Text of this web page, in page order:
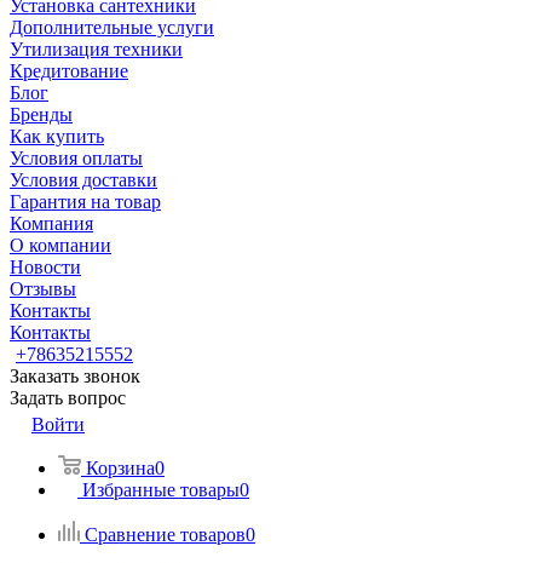
Установка сантехники
Дополнительные услуги
Утилизация техники
Кредитование
Блог
Бренды
Как купить
Условия оплаты
Условия доставки
Гарантия на товар
Компания
О компании
Новости
Отзывы
Контакты
Контакты
+78635215552
Заказать звонок
Задать вопрос
Войти
Корзина0
Избранные товары0
Сравнение товаров0